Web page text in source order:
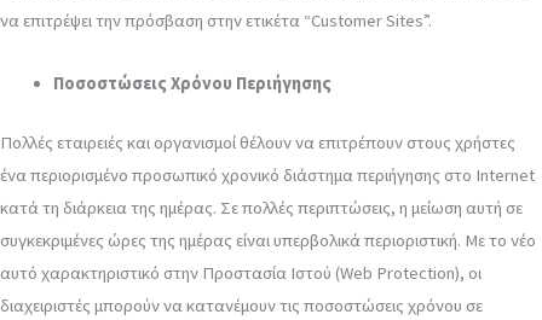
να επιτρέψει την πρόσβαση στην ετικέτα “Customer Sites”.
Ποσοστώσεις Χρόνου Περιήγησης
Πολλές εταιρειές και οργανισμοί θέλουν να επιτρέπουν στους χρήστες
ένα περιορισμένο προσωπικό χρονικό διάστημα περιήγησης στο Internet
κατά τη διάρκεια της ημέρας. Σε πολλές περιπτώσεις, η μείωση αυτή σε
συγκεκριμένες ώρες της ημέρας είναι υπερβολικά περιοριστική. Με το νέο
αυτό χαρακτηριστικό στην Προστασία Ιστού (Web Protection), οι
διαχειριστές μπορούν να κατανέμουν τις ποσοστώσεις χρόνου σε